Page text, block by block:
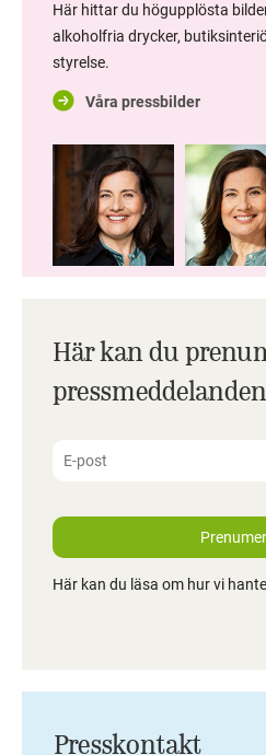
Här hittar du högupplösta
alkoholfria drycker,
styrelse.
Våra pressbilder
Här kan du
pressmeddelanden
Här kan du läsa om hur vi
Presskontakt